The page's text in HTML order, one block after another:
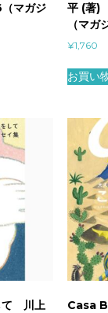
マガジ
平 (著)
（マガ
¥1,760
お買い
て 川上
Casa